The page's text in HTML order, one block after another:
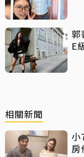
郭
E
相關新聞
小
房